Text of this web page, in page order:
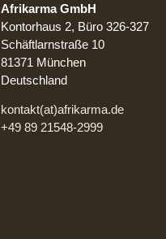
Afrikarma GmbH
Kontorhaus 2, Büro 326-327
Schäftlarnstraße 10
81371 München
Deutschland
kontakt(at)afrikarma.de
+49 89 21548-2999